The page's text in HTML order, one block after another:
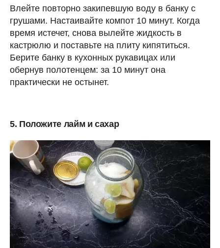
Влейте повторно закипевшую воду в банку с
грушами. Настаивайте компот 10 минут. Когда
время истечет, снова вылейте жидкость в
кастрюлю и поставьте на плиту кипятиться.
Берите банку в кухонных рукавицах или
обернув полотенцем: за 10 минут она
практически не остынет.
5. Положите лайм и сахар